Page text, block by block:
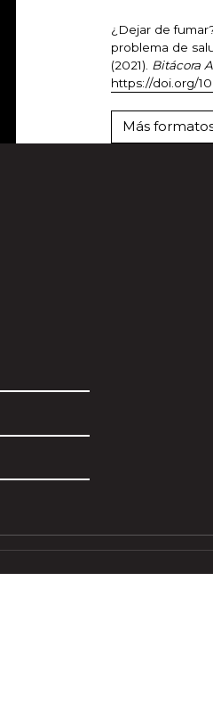
¿Dejar de
problema de
(2021).
Bitácora
https://doi.org/
Más